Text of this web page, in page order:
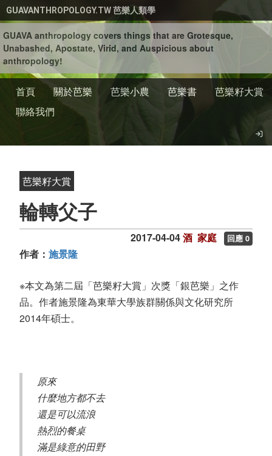
移至主內容
GUAVANTHROPOLOGY.TW 芭樂人類學
GUAVA anthropology covers things that are Grotesque,
Unabashed, Apostate, Virid, and Auspicious about
anthropology!
首頁 關於芭樂 芭樂小農 芭樂書
芭樂籽大賞
聯絡我們
芭樂籽大賞
輪轉父子
2017-04-04酒 家庭 回應 0
作者： 施景隆
※本文為第二屆「芭樂籽大賞」次獎「銀芭樂」之作
品。作者施景隆為東華大學族群關係與文化研究所
2014年碩士。
原來
什麼地方都不去
還是可以流浪
熱烈的餐桌
滿是綠意的田野